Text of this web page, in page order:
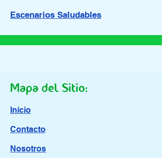
Escenarios Saludables
Mapa del Sitio:
Inicio
Contacto
Nosotros